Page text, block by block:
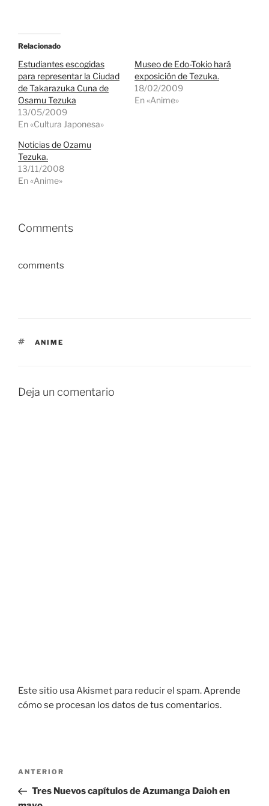
Relacionado
Estudiantes escogidas
para representar la Ciudad
de Takarazuka Cuna de
Osamu Tezuka
13/05/2009
En «Cultura Japonesa»
Museo de Edo-Tokio hará
exposición de Tezuka.
18/02/2009
En «Anime»
Noticias de Ozamu
Tezuka.
13/11/2008
En «Anime»
Comments
comments
ETIQUETAS
ANIME
Deja un comentario
Este sitio usa Akismet para reducir el spam.Aprende
cómo se procesan los datos de tus comentarios.
Navegación
entradas
Entrada
anterior:
ANTERIOR
Tres Nuevos capítulos de Azumanga Daioh en